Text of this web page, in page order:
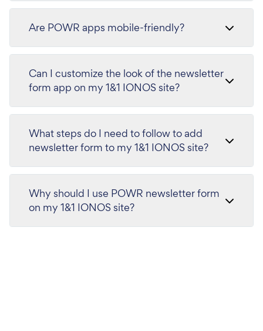
Are POWR apps mobile-friendly?
Can I customize the look of the newsletter
form app on my 1&1 IONOS site?
What steps do I need to follow to add
newsletter form to my 1&1 IONOS site?
Why should I use POWR newsletter form
on my 1&1 IONOS site?